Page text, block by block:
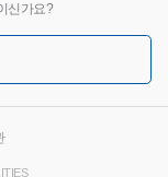
신가요?